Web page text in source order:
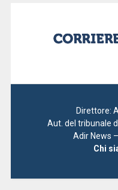
Direttore:
Aut. del tribunale
Adir News
Chi